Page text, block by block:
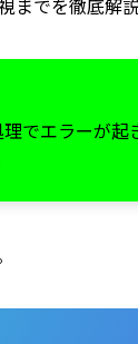
でを徹底解説
でエラーが起